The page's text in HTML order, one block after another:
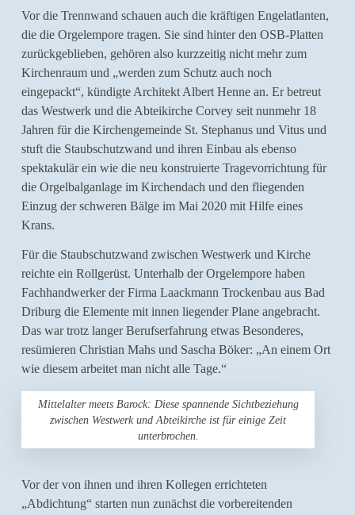
Vor die Trennwand schauen auch die kräftigen Engelatlanten,
die die Orgelempore tragen. Sie sind hinter den OSB-Platten
zurückgeblieben, gehören also kurzzeitig nicht mehr zum
Kirchenraum und „werden zum Schutz auch noch
eingepackt“, kündigte Architekt Albert Henne an. Er betreut
das Westwerk und die Abteikirche Corvey seit nunmehr 18
Jahren für die Kirchengemeinde St. Stephanus und Vitus und
stuft die Staubschutzwand und ihren Einbau als ebenso
spektakulär ein wie die neu konstruierte Tragevorrichtung für
die Orgelbalganlage im Kirchendach und den fliegenden
Einzug der schweren Bälge im Mai 2020 mit Hilfe eines
Krans.
Für die Staubschutzwand zwischen Westwerk und Kirche
reichte ein Rollgerüst. Unterhalb der Orgelempore haben
Fachhandwerker der Firma Laackmann Trockenbau aus Bad
Driburg die Elemente mit innen liegender Plane angebracht.
Das war trotz langer Berufserfahrung etwas Besonderes,
resümieren Christian Mahs und Sascha Böker: „An einem Ort
wie diesem arbeitet man nicht alle Tage.“
Mittelalter meets Barock: Diese spannende Sichtbeziehung
zwischen Westwerk und Abteikirche ist für einige Zeit
unterbrochen.
Vor der von ihnen und ihren Kollegen errichteten
„Abdichtung“ starten nun zunächst die vorbereitenden